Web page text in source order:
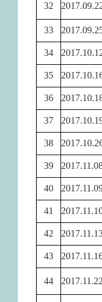
32
33
34
35
36
37
38
39
40
41
42
43
44 2017.11.22